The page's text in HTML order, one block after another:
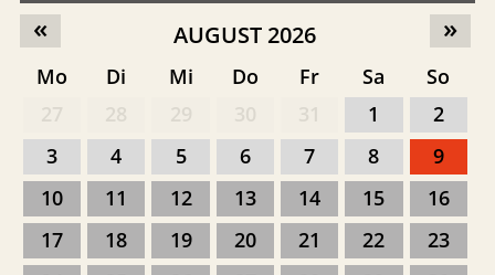
»
« AUGUST 2026
Mo Di Mi Do Fr Sa
So
1
2
3
4 5 6 7 8
9
10
11 12 13 14 15
16
17
18 19 20 21 22
23